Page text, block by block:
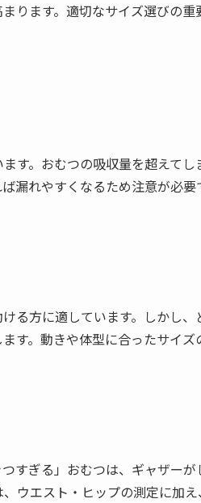
ります。適切なサイズ選びの重
す。おむつの吸収量を超えて
漏れやすくなるため注意が必要
る方に適しています。しかし
す。動きや体型に合ったサイズ
すぎる」おむつは、ギャザー
ウエスト・ヒップの測定に加